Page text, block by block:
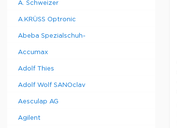
A. Schweizer
A.KRÜSS Optronic
Abeba Spezialschuh-
Accumax
Adolf Thies
Adolf Wolf SANOclav
Aesculap AG
Agilent